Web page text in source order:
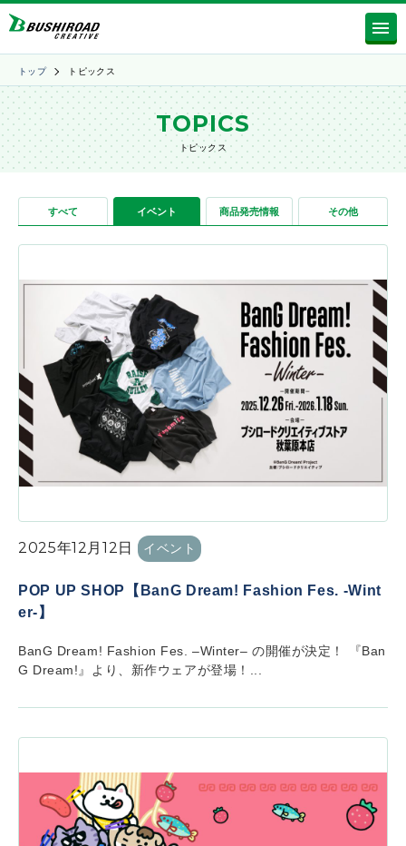
トップ トピックス
TOPICS
トピックス
すべて イベント 商品発売情報 その他
2025年12月12日 イベント
POP UP SHOP【BanG Dream! Fashion Fes. -Wint
er-】
BanG Dream! Fashion Fes. –Winter– の開催が決定！ 『Ban
G Dream!』より、新作ウェアが登場！...